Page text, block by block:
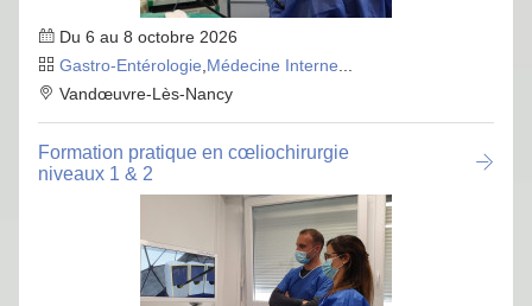
Du 6 au 8 octobre 2026
Gastro-Entérologie Médecine Interne
Vandœuvre-Lès-Nancy
Formation pratique en cœliochirurgie
niveaux 1 & 2